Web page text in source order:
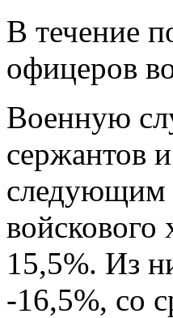
В течение
офицеров
Военную
сержантов
следующим
15,5%. Из
-16,5%, со